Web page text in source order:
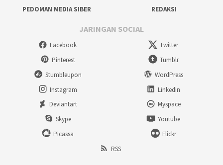
PEDOMAN MEDIA SIBER
REDAKSI
JARINGAN SOCIAL
Facebook
Twitter
Pinterest
Tumblr
Stumbleupon
WordPress
Instagram
Linkedin
Deviantart
Myspace
Skype
Youtube
Picassa
Flickr
RSS